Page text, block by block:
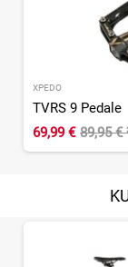
XPEDO
TVRS 9 Pedale
69,99 € 89,95 €